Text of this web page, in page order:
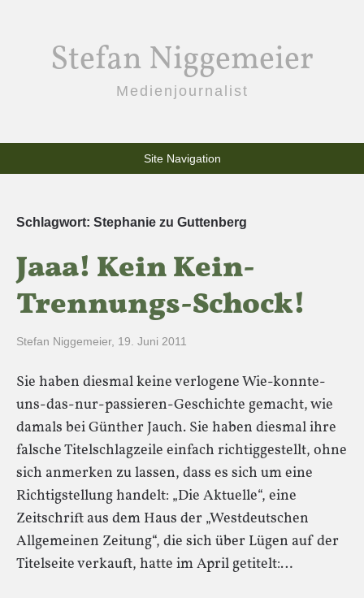
Stefan Niggemeier
Medienjournalist
Site Navigation
Schlagwort: Stephanie zu Guttenberg
Jaaa! Kein Kein-
Trennungs-Schock!
Stefan Niggemeier, 19. Juni 2011
Sie haben diesmal keine verlogene Wie-konnte-
uns-das-nur-passieren-Geschichte gemacht, wie
damals bei Günther Jauch. Sie haben diesmal ihre
falsche Titelschlagzeile einfach richtiggestellt, ohne
sich anmerken zu lassen, dass es sich um eine
Richtigstellung handelt: „Die Aktuelle“, eine
Zeitschrift aus dem Haus der „Westdeutschen
Allgemeinen Zeitung“, die sich über Lügen auf der
Titelseite verkauft, hatte im April getitelt:…